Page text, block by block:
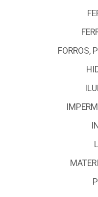
FORROS,